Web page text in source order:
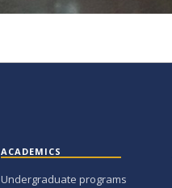
ACADEMICS
Undergraduate programs